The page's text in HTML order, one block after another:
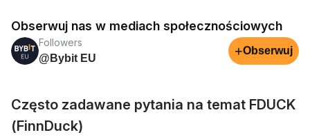
Obserwuj nas w mediach społecznościowych
Followers
@Bybit EU
+Obserwuj
Często zadawane pytania na temat FDUCK
(FinnDuck)